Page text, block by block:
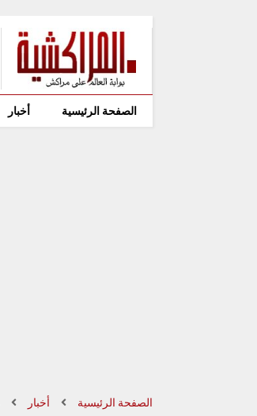
الصفحة الرئيسية أخبار
الصفحة الرئيسية أخبار